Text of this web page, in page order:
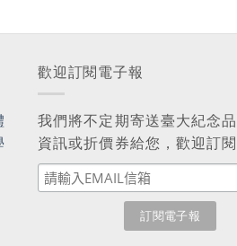
歡迎訂閱電子報
我們將不定期寄送臺大紀念
資訊或折價券給您，歡迎訂閱